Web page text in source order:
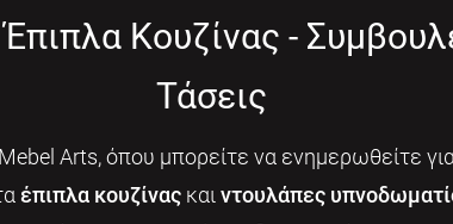
Κουζίνας -
Τάσεις
Arts, όπου μπορείτε να ενημερωθείτε
έπιπλα κουζίναςκαι ντουλάπες